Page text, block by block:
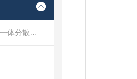
可升降移动式变频一体分散乳化机